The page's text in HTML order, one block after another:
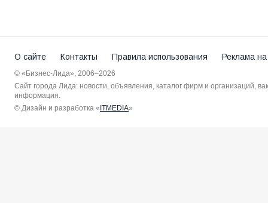
О сайте Контакты Правила использования Реклама
© «Бизнес-Лида», 2006–2026
Сайт города Лида: новости, объявления, каталог фирм и организаций,
информация.
© Дизайн и разработка « ITMEDIA»